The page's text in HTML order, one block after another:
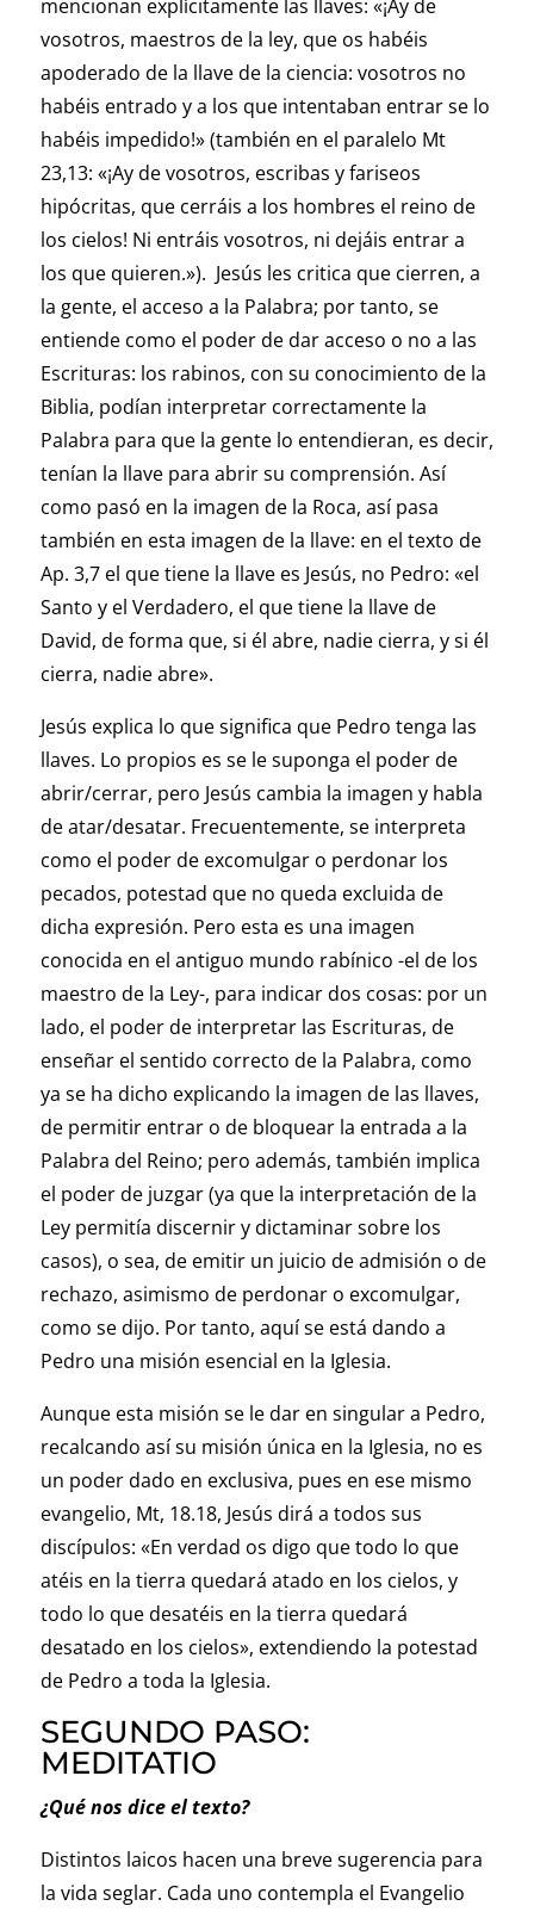
mencionan explícitamente las llaves: «¡Ay de
vosotros, maestros de la ley, que os habéis
apoderado de la llave de la ciencia: vosotros no
habéis entrado y a los que intentaban entrar se lo
habéis impedido!» (también en el paralelo Mt
23,13: «¡Ay de vosotros, escribas y fariseos
hipócritas, que cerráis a los hombres el reino de
los cielos! Ni entráis vosotros, ni dejáis entrar a
los que quieren.»). Jesús les critica que cierren, a
la gente, el acceso a la Palabra; por tanto, se
entiende como el poder de dar acceso o no a las
Escrituras: los rabinos, con su conocimiento de la
Biblia, podían interpretar correctamente la
Palabra para que la gente lo entendieran, es decir,
tenían la llave para abrir su comprensión. Así
como pasó en la imagen de la Roca, así pasa
también en esta imagen de la llave: en el texto de
Ap. 3,7 el que tiene la llave es Jesús, no Pedro: «el
Santo y el Verdadero, el que tiene la llave de
David, de forma que, si él abre, nadie cierra, y si él
cierra, nadie abre».
Jesús explica lo que significa que Pedro tenga las
llaves. Lo propios es se le suponga el poder de
abrir/cerrar, pero Jesús cambia la imagen y habla
de atar/desatar. Frecuentemente, se interpreta
como el poder de excomulgar o perdonar los
pecados, potestad que no queda excluida de
dicha expresión. Pero esta es una imagen
conocida en el antiguo mundo rabínico -el de los
maestro de la Ley-, para indicar dos cosas: por un
lado, el poder de interpretar las Escrituras, de
enseñar el sentido correcto de la Palabra, como
ya se ha dicho explicando la imagen de las llaves,
de permitir entrar o de bloquear la entrada a la
Palabra del Reino; pero además, también implica
el poder de juzgar (ya que la interpretación de la
Ley permitía discernir y dictaminar sobre los
casos), o sea, de emitir un juicio de admisión o de
rechazo, asimismo de perdonar o excomulgar,
como se dijo. Por tanto, aquí se está dando a
Pedro una misión esencial en la Iglesia.
Aunque esta misión se le dar en singular a Pedro,
recalcando así su misión única en la Iglesia, no es
un poder dado en exclusiva, pues en ese mismo
evangelio, Mt, 18.18, Jesús dirá a todos sus
discípulos: «En verdad os digo que todo lo que
atéis en la tierra quedará atado en los cielos, y
todo lo que desatéis en la tierra quedará
desatado en los cielos», extendiendo la potestad
de Pedro a toda la Iglesia.
SEGUNDO PASO:
MEDITATIO
¿Qué nos dice el texto?
Distintos laicos hacen una breve sugerencia para
la vida seglar. Cada uno contempla el Evangelio